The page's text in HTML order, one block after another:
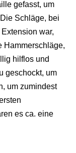
gefasst, um
Schläge, bei
war,
Hammerschläge,
hilflos und
geschockt, um
um zumindest
es ca. eine